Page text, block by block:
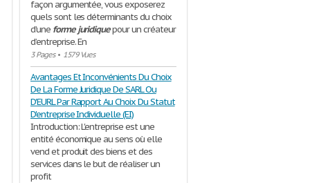
façon argumentée, vous exposerez
quels sont les déterminants du choix
d’une forme juridiquepour un créateur
d’entreprise. En
3 Pages• 1579 Vues
Avantages Et Inconvénients Du Choix
De La Forme Juridique De SARL Ou
D'EURL Par Rapport Au Choix Du Statut
D'entreprise Individuelle (EI)
Introduction: L'entreprise est une
entité économique au sens où elle
vend et produit des biens et des
services dans le but de réaliser un
profit